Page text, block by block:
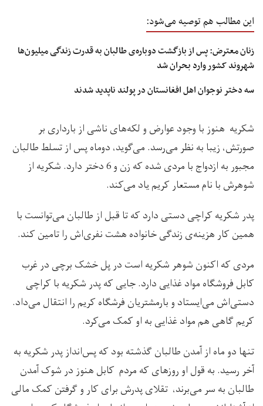
این مطالب هم توصیه می‌شود:
زنان معترض: پس از بازگشت دوباره‌ی طالبان به قدرت زندگی میلیون‌ها
شهروند کشور وارد بحران شد
سه دختر نوجوان اهل افغانستان در پولند ناپدید شدند
شکریه هنوز با وجود عوارض و لکه‌های ناشی از بارداری بر
صورتش، زیبا به نظر می‌رسد. می‌گوید، دوماه پس از تسلط طالبان
مجبور به ازدواج با مردی شده که زن و 6 دختر دارد. شکریه از
شوهرش با نام مستعار کریم یاد می‌کند.
پدر شکریه کراچی دستی دارد که تا قبل از طالبان می‌توانست با
همین کار هزینه‌ی زندگی خانواده هشت نفری‌اش را تامین کند.
مردی که اکنون شوهر شکریه است در پل خشک برچی در غرب
کابل فروشگاه مواد غذایی دارد. جایی که پدر شکریه با کراچی
دستی‌اش می‌ایستاد و بارمشتریان فرشگاه کریم را انتقال می‌داد.
کریم گاهی هم مواد غذایی به او کمک می‌کرد.
تنها دو ماه از آمدن طالبان گذشته بود که پس‌انداز پدر شکریه به
آخر رسید. به قول او روزهای که مردم کابل هنوز در شوک آمدن
طالبان به سر می‌برند، تقلای پدرش برای کار و گرفتن کمک مالی